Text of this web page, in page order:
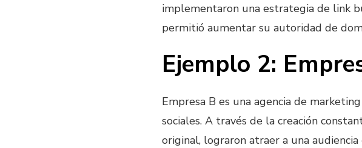
implementaron una estrategia de link
permitió aumentar su autoridad de
Ejemplo 2:
Empresa B es una agencia de
sociales. A través de la creación
original, lograron atraer a una audiencia